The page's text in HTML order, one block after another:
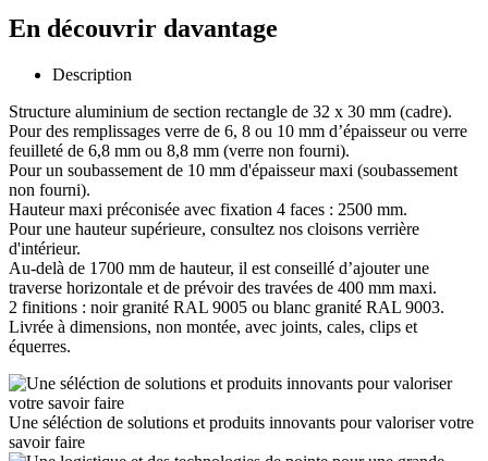
En découvrir davantage
Description
Structure aluminium de section rectangle de 32 x 30 mm (cadre).
Pour des remplissages verre de 6, 8 ou 10 mm d’épaisseur ou verre
feuilleté de 6,8 mm ou 8,8 mm (verre non fourni).
Pour un soubassement de 10 mm d'épaisseur maxi (soubassement
non fourni).
Hauteur maxi préconisée avec fixation 4 faces : 2500 mm.
Pour une hauteur supérieure, consultez nos cloisons verrière
d'intérieur.
Au-delà de 1700 mm de hauteur, il est conseillé d’ajouter une
traverse horizontale et de prévoir des travées de 400 mm maxi.
2 finitions : noir granité RAL 9005 ou blanc granité RAL 9003.
Livrée à dimensions, non montée, avec joints, cales, clips et
équerres.
Une séléction de solutions et produits innovants pour valoriser votre
savoir faire